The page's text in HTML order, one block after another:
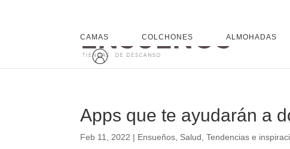
CAMAS COLCHONES ALMOHADAS
Apps que te ayudarán a
Feb 11, 2022 | Ensueños Salud ,Tendencias e